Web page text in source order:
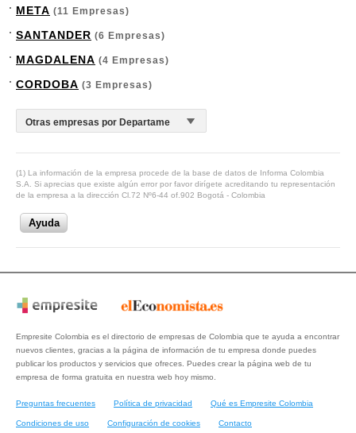
META (11 Empresas)
SANTANDER (6 Empresas)
MAGDALENA (4 Empresas)
CORDOBA (3 Empresas)
(1) La información de la empresa procede de la base de datos de Informa Colombia
S.A. Si aprecias que existe algún error por favor dirígete acreditando tu representación
de la empresa a la dirección Cl.72 Nº6-44 of.902 Bogotá - Colombia
Ayuda
Empresite Colombia es el directorio de empresas de Colombia que te ayuda a encontrar
nuevos clientes, gracias a la página de información de tu empresa donde puedes
publicar los productos y servicios que ofreces. Puedes crear la página web de tu
empresa de forma gratuita en nuestra web hoy mismo.
Preguntas frecuentes Política de privacidad Qué es Empresite Colombia
Condiciones de uso Configuración de cookies Contacto